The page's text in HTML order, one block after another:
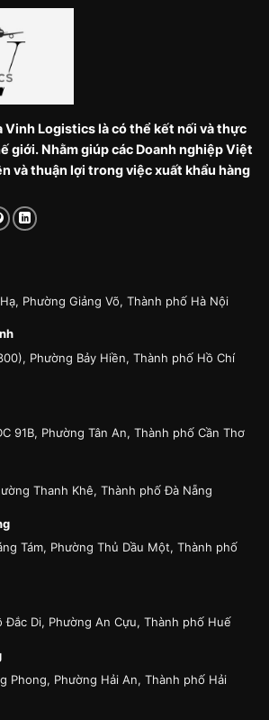
Vinh Logistics là có thể kết nối và thực
giới. Nhằm giúp các Doanh nghiệp Việt
và thuận lợi trong việc xuất khẩu hàng
Phường Giảng Võ, Thành phố Hà Nội
Phường Bảy Hiền, Thành phố Hồ Chí
91B, Phường Tân An, Thành phố Cần Thơ
Thanh Khê, Thành phố Đà Nẵng
Tám, Phường Thủ Dầu Một, Thành phố
Đắc Di, Phường An Cựu, Thành phố Huế
Phong, Phường Hải An, Thành phố Hải